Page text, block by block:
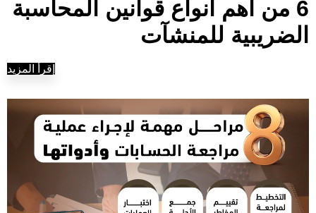
6 من أهم أنواع قوانين المحاسبة
الضريبية للمنشآت
إقرأ المزيد